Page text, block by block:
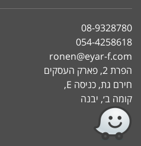
08-9328780
054-4258618
ronen@eyar-f.com
הפרת 2, פארק העסקים
חירם גת, כניסה E,
קומה ב׳, יבנה